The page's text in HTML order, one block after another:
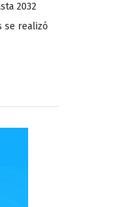
2032
se realizó